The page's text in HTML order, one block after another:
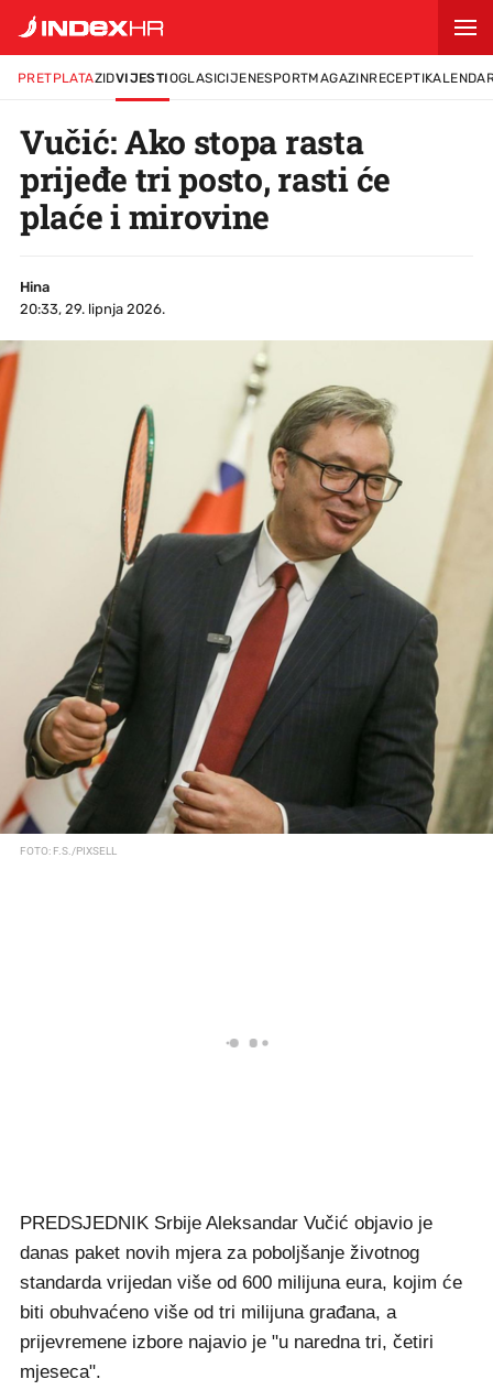
PRETPLATAZIDVIJESTIOGLASICIJENESPORTMAGAZINRECEPTI
Vučić: Ako stopa rasta
prijeđe tri posto, rasti će
plaće i mirovine
Hina
20:33, 29. lipnja 2026.
FOTO: F.S./PIXSELL
PREDSJEDNIK Srbije Aleksandar Vučić objavio je
danas paket novih mjera za poboljšanje životnog
standarda vrijedan više od 600 milijuna eura, kojim će
biti obuhvaćeno više od tri milijuna građana, a
prijevremene izbore najavio je "u naredna tri, četiri
mjeseca".